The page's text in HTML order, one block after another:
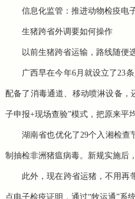
信息化监管：推进动物检疫电
生猪跨省外调要如何操作
以前生猪跨省运输，路线随便
广西早在今年6月就设立了23
配备了消毒通道、移动喷淋设备，
子申报+现场查验”模式，把原来平
湖南省也优化了29个入湘检查
制抽检非洲猪瘟病毒。新规实施后
此外，现在跨省运猪，不用再
点电子检疫证明，通过“牧运通”系